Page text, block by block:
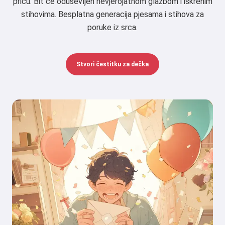
stihovima. Besplatna generacija pjesama i stihova za
poruke iz srca.
Stvori čestitku za dečka